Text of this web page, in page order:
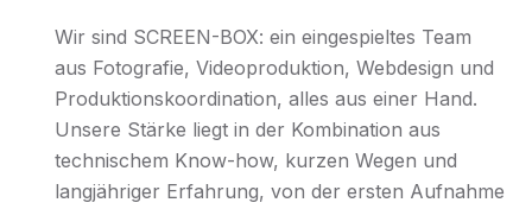
Wir sind SCREEN-BOX: ein eingespieltes Team
aus Fotografie, Videoproduktion, Webdesign und
Produktionskoordination, alles aus einer Hand.
Unsere Stärke liegt in der Kombination aus
technischem Know-how, kurzen Wegen und
langjähriger Erfahrung, von der ersten Aufnahme